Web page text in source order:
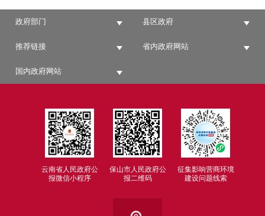
政府部门 县区政府
推荐链接 省内政府网站
国内政府网站
云南省人民政府公
报微信小程序
保山市人民政府公
报二维码
征集影响营商环境
建设问题线索